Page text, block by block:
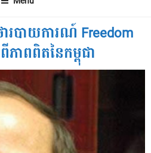
របាយការណ៍ Freedom
ភាព​ពិត​នៃ​កម្ពុជា​